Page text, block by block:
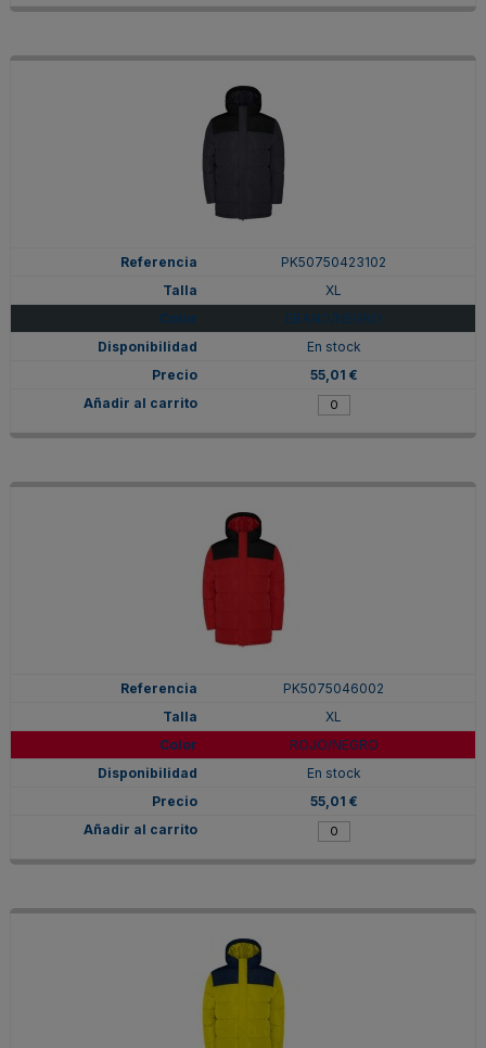
PK50750423102
XL
EBANO/NEGRO
En stock
55,01 €
PK5075046002
XL
ROJO/NEGRO
En stock
55,01 €